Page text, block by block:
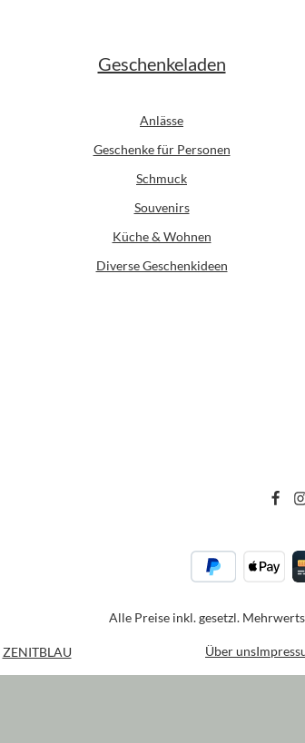
Geschenkeladen
Anlässe
Geschenke für Personen
Schmuck
Souvenirs
Küche & Wohnen
Diverse Geschenkideen
Alle Preise inkl. gesetzl.
ZENITBLAU Über uns